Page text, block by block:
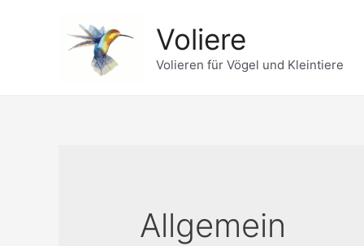
Voliere
Volieren für Vögel und Kleintiere
Allgemein